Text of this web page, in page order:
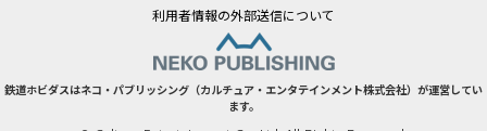
利用者情報の外部送信について
鉄道ホビダスはネコ・パブリッシング（カルチュア・エンタテインメント株式会社）が運営してい
ます。